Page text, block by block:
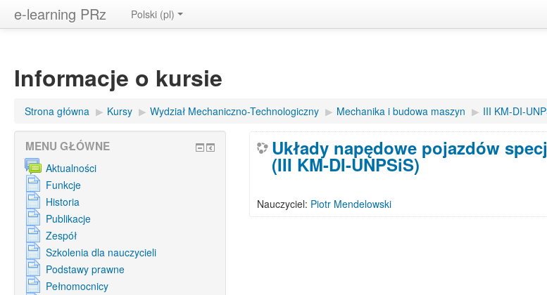
e-learning PRz Polski ‎(pl)‎
Informacje o kursie
Strona główna ▶︎ Kursy ▶︎ Wydział Mechaniczno-Technologiczny ▶︎ Mechanika i budowa maszyn ▶︎ III KM-DI-
Układy napędowe pojazdów
(III KM-DI-UNPSiS)
Nauczyciel: Piotr Mendelowski
MENU GŁÓWNE
Aktualności
Funkcje
Historia
Publikacje
Zespół
Szkolenia dla nauczycieli
Podstawy prawne
Pełnomocnicy